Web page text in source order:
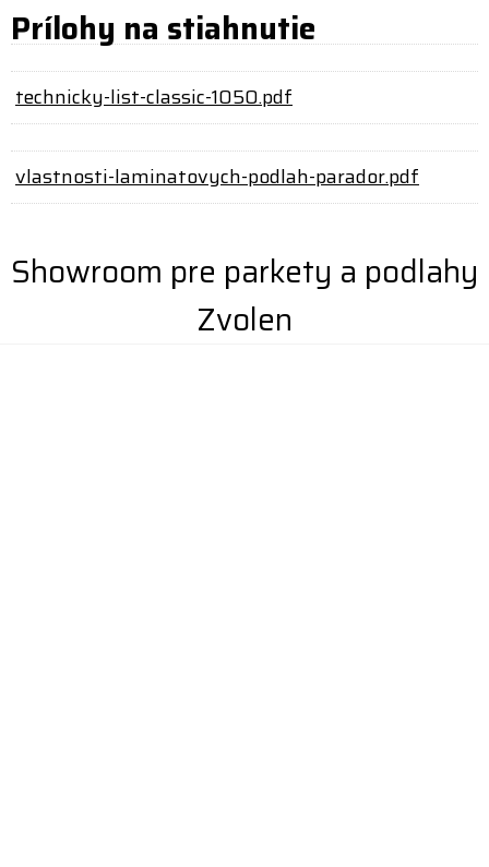
Prílohy na stiahnutie
technicky-list-classic-1050.pdf
vlastnosti-laminatovych-podlah-parador.pdf
Showroom pre parkety a podlahy
Zvolen